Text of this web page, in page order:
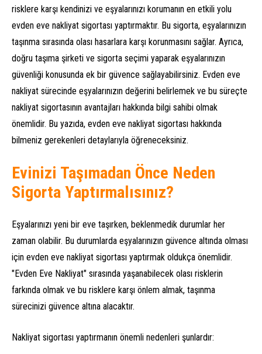
risklere karşı kendinizi ve eşyalarınızı korumanın en etkili yolu
evden eve nakliyat sigortası yaptırmaktır. Bu sigorta, eşyalarınızın
taşınma sırasında olası hasarlara karşı korunmasını sağlar. Ayrıca,
doğru taşıma şirketi ve sigorta seçimi yaparak eşyalarınızın
güvenliği konusunda ek bir güvence sağlayabilirsiniz. Evden eve
nakliyat sürecinde eşyalarınızın değerini belirlemek ve bu süreçte
nakliyat sigortasının avantajları hakkında bilgi sahibi olmak
önemlidir. Bu yazıda, evden eve nakliyat sigortası hakkında
bilmeniz gerekenleri detaylarıyla öğreneceksiniz.
Evinizi Taşımadan Önce Neden
Sigorta Yaptırmalısınız?
Eşyalarınızı yeni bir eve taşırken, beklenmedik durumlar her
zaman olabilir. Bu durumlarda eşyalarınızın güvence altında olması
için evden eve nakliyat sigortası yaptırmak oldukça önemlidir.
"Evden Eve Nakliyat" sırasında yaşanabilecek olası risklerin
farkında olmak ve bu risklere karşı önlem almak, taşınma
sürecinizi güvence altına alacaktır.
Nakliyat sigortası yaptırmanın önemli nedenleri şunlardır: